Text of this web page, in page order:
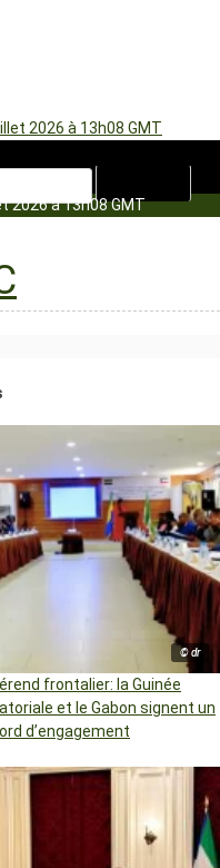
2026 à 13h08 GMT
2026 à 13h08 GMT
© dr
frontalier: la Guinée
et le Gabon signent un
d’engagement